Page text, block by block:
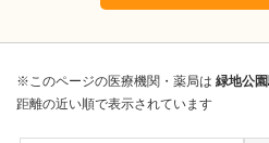
※このページの医療機関・薬局は 緑地公
距離の近い順で表示されています